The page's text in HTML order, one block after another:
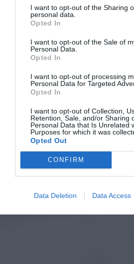
I want to opt-out of the Sharing
personal data.
Opted In
I want to opt-out of the Sale of
Personal Data.
Opted In
I want to opt-out of processing
Personal Data for Targeted
Opted In
I want to opt-out of Collection,
Retention, Sale, and/or Sharing
Personal Data that Is Unrelated
Purposes for which it was
Opted Out
CONFIRM
Data Deletion Data Access